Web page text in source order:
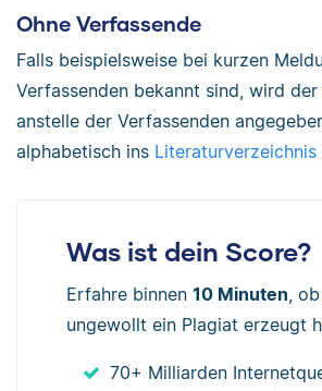
Ohne Verfassende
Falls beispielsweise bei kurzen
Verfassenden bekannt sind, wird der
anstelle der Verfassenden
alphabetisch ins Literaturverzeichnis
Was ist dein Score?
Erfahre binnen 10 Minuten,
ungewollt ein Plagiat erzeugt
70+ Milliarden